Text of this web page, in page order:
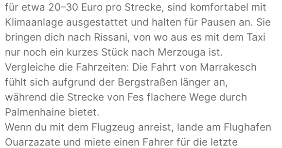
für etwa 20–30 Euro pro Strecke, sind komfortabel mit
Klimaanlage ausgestattet und halten für Pausen an. Sie
bringen dich nach Rissani, von wo aus es mit dem Taxi
nur noch ein kurzes Stück nach Merzouga ist.
Vergleiche die Fahrzeiten: Die Fahrt von Marrakesch
fühlt sich aufgrund der Bergstraßen länger an,
während die Strecke von Fes flachere Wege durch
Palmenhaine bietet.
Wenn du mit dem Flugzeug anreist, lande am Flughafen
Ouarzazate und miete einen Fahrer für die letzte